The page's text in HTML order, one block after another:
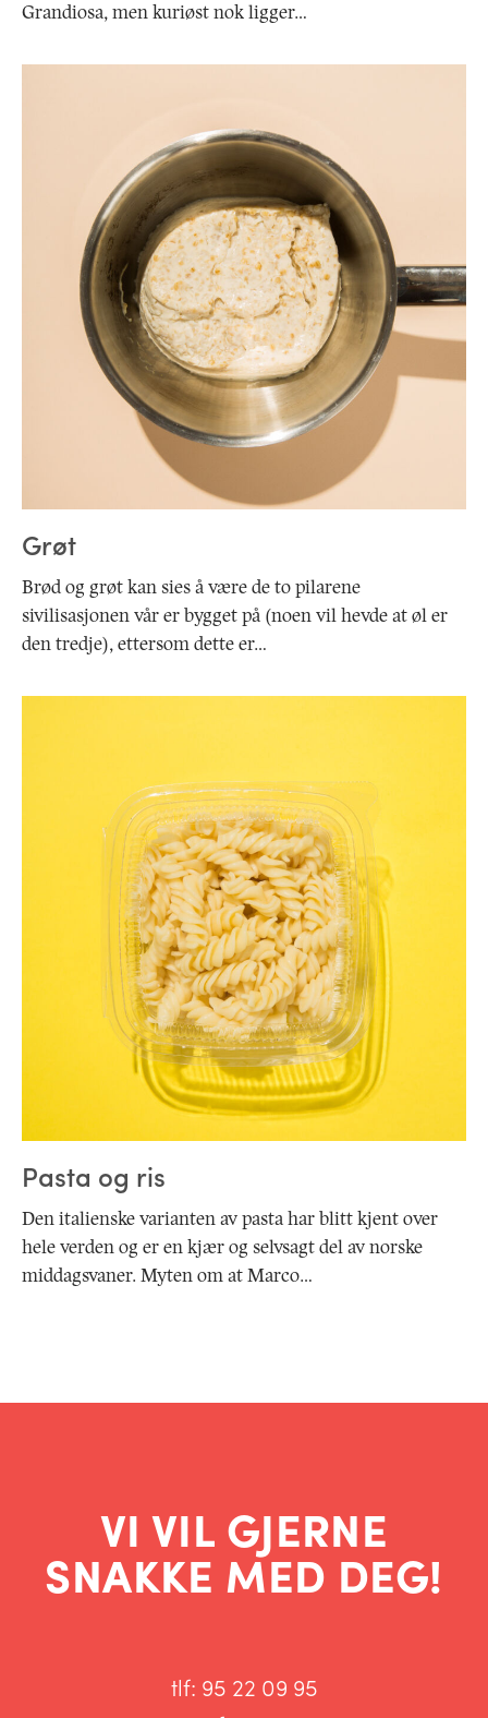
Grandiosa, men kuriøst nok ligger…
Grøt
Brød og grøt kan sies å være de to pilarene
sivilisasjonen vår er bygget på (noen vil hevde at øl er
den tredje), ettersom dette er…
Pasta og ris
Den italienske varianten av pasta har blitt kjent over
hele verden og er en kjær og selvsagt del av norske
middagsvaner. Myten om at Marco…
VI VIL GJERNE
SNAKKE MED DEG!
tlf: 95 22 09 95